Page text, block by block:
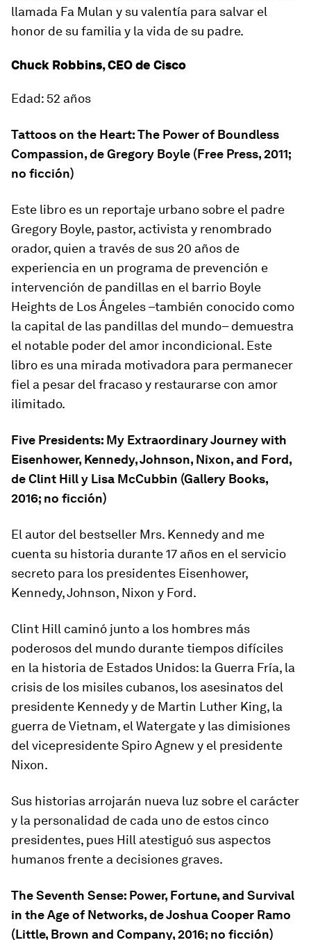
llamada Fa Mulan y su valentía para salvar el
honor de su familia y la vida de su padre.
Chuck Robbins, CEO de Cisco
Edad: 52 años
Tattoos on the Heart: The Power of Boundless
Compassion, de Gregory Boyle (Free Press, 2011;
no ficción)
Este libro es un reportaje urbano sobre el padre
Gregory Boyle, pastor, activista y renombrado
orador, quien a través de sus 20 años de
experiencia en un programa de prevención e
intervención de pandillas en el barrio Boyle
Heights de Los Ángeles –también conocido como
la capital de las pandillas del mundo– demuestra
el notable poder del amor incondicional. Este
libro es una mirada motivadora para permanecer
fiel a pesar del fracaso y restaurarse con amor
ilimitado.
Five Presidents: My Extraordinary Journey with
Eisenhower, Kennedy, Johnson, Nixon, and Ford,
de Clint Hill y Lisa McCubbin (Gallery Books,
2016; no ficción)
El autor del bestseller Mrs. Kennedy and me
cuenta su historia durante 17 años en el servicio
secreto para los presidentes Eisenhower,
Kennedy, Johnson, Nixon y Ford.
Clint Hill caminó junto a los hombres más
poderosos del mundo durante tiempos difíciles
en la historia de Estados Unidos: la Guerra Fría, la
crisis de los misiles cubanos, los asesinatos del
presidente Kennedy y de Martin Luther King, la
guerra de Vietnam, el Watergate y las dimisiones
del vicepresidente Spiro Agnew y el presidente
Nixon.
Sus historias arrojarán nueva luz sobre el carácter
y la personalidad de cada uno de estos cinco
presidentes, pues Hill atestiguó sus aspectos
humanos frente a decisiones graves.
The Seventh Sense: Power, Fortune, and Survival
in the Age of Networks, de Joshua Cooper Ramo
(Little, Brown and Company, 2016; no ficción)